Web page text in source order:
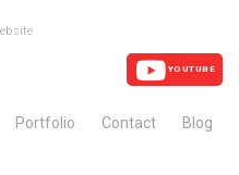
Portfolio Contact Blog
YOUTUBE